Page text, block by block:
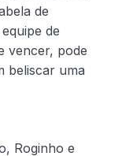
de
de
vencer, pode
beliscar uma
Roginho e